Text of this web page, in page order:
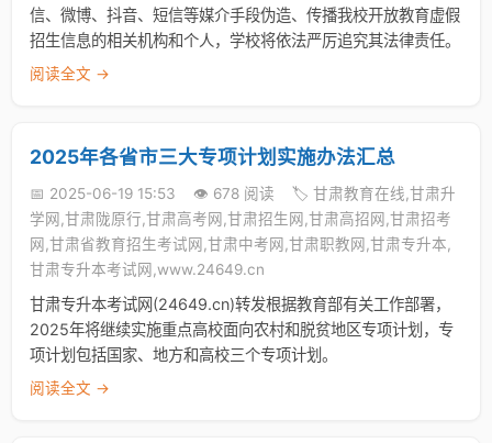
信、微博、抖音、短信等媒介手段伪造、传播我校开放教育虚假
招生信息的相关机构和个人，学校将依法严厉追究其法律责任。
阅读全文 →
2025年各省市三大专项计划实施办法汇总
📅 2025-06-19 15:53 👁️ 678 阅读
🏷️ 甘肃教育在线,甘肃升
学网,甘肃陇原行,甘肃高考网,甘肃招生网,甘肃高招网,甘肃招考
网,甘肃省教育招生考试网,甘肃中考网,甘肃职教网,甘肃专升本,
甘肃专升本考试网,www.24649.cn
甘肃专升本考试网(24649.cn)转发根据教育部有关工作部署，
2025年将继续实施重点高校面向农村和脱贫地区专项计划，专
项计划包括国家、地方和高校三个专项计划。
阅读全文 →